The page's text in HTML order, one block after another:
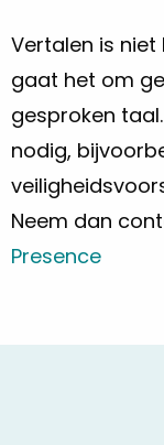
Vertalen is niet
gaat het om
gesproken
nodig,
Neem dan
Presence